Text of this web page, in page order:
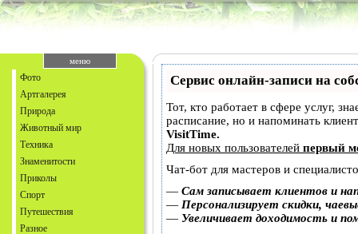
меню
Фото
Артгалерея
Природа
Животный мир
Техника
Знаменитости
Приколы
Спорт
Путешествия
Разное
Сервис онлайн-записи на
Тот, кто работает в сфере услуг,
расписание, но и напоминать
VisitTime.
Для новых пользователей первый
Чат-бот для мастеров и
— Сам записывает клиентов и
— Персонализирует скидки,
— Увеличивает доходимость и